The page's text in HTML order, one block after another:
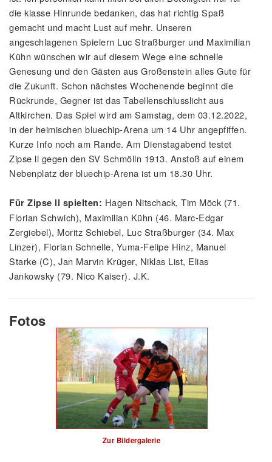
die klasse Hinrunde bedanken, das hat richtig Spaß
gemacht und macht Lust auf mehr. Unseren
angeschlagenen Spielern Luc Straßburger und Maximilian
Kühn wünschen wir auf diesem Wege eine schnelle
Genesung und den Gästen aus Großenstein alles Gute für
die Zukunft. Schon nächstes Wochenende beginnt die
Rückrunde, Gegner ist das Tabellenschlusslicht aus
Altkirchen. Das Spiel wird am Samstag, dem 03.12.2022,
in der heimischen bluechip-Arena um 14 Uhr angepfiffen.
Kurze Info noch am Rande. Am Dienstagabend testet
Zipse ll gegen den SV Schmölln 1913. Anstoß auf einem
Nebenplatz der bluechip-Arena ist um 18.30 Uhr.
Für Zipse ll spielten: Hagen Nitschack, Tim Möck (71.
Florian Schwich), Maximilian Kühn (46. Marc-Edgar
Zergiebel), Moritz Schiebel, Luc Straßburger (34. Max
Linzer), Florian Schnelle, Yuma-Felipe Hinz, Manuel
Starke (C), Jan Marvin Krüger, Niklas List, Elias
Jankowsky (79. Nico Kaiser). J.K.
Fotos
Zur Bildergalerie